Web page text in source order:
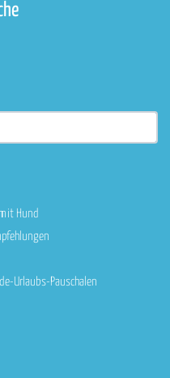
Hund
Urlaubs-Pauschalen